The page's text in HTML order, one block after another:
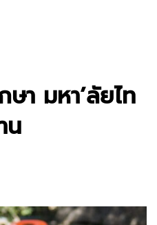
า มหา’ลัยไท
น